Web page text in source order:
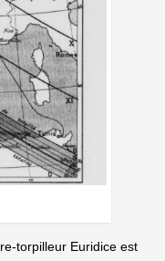
torpilleur Euridice est